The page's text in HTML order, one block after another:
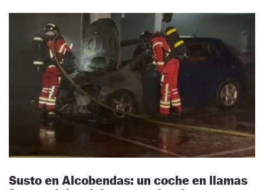
Susto en Alcobendas: un coche en llamas